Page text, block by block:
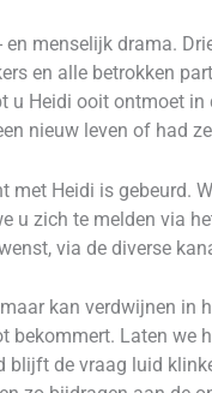
menselijk drama.
en alle betrokken
Heidi ooit ontmoet
nieuw leven of had
Heidi is gebeurd.
u zich te melden via
via de diverse
kan verdwijnen in
bekommert. Laten we
de vraag luid